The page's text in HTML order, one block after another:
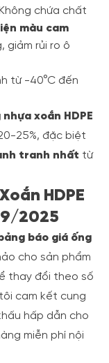
chứa chất
màu cam
giảm rủi ro ô
từ -40°C đến
nhựa xoắn HDPE
25%, đặc biệt
tranh nhất từ
HDPE
9/2025
bảng báo giá ống
cho sản phẩm
thay đổi theo số
cam kết cung
hấp dẫn cho
miễn phí nội